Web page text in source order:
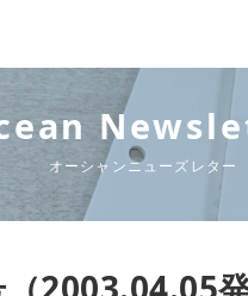
オーシャンニューズレター